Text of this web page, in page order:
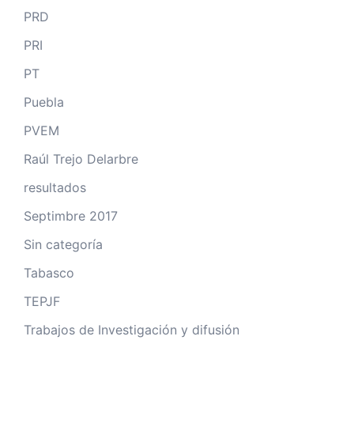
PRD
PRI
PT
Puebla
PVEM
Raúl Trejo Delarbre
resultados
Septimbre 2017
Sin categoría
Tabasco
TEPJF
Trabajos de Investigación y difusión